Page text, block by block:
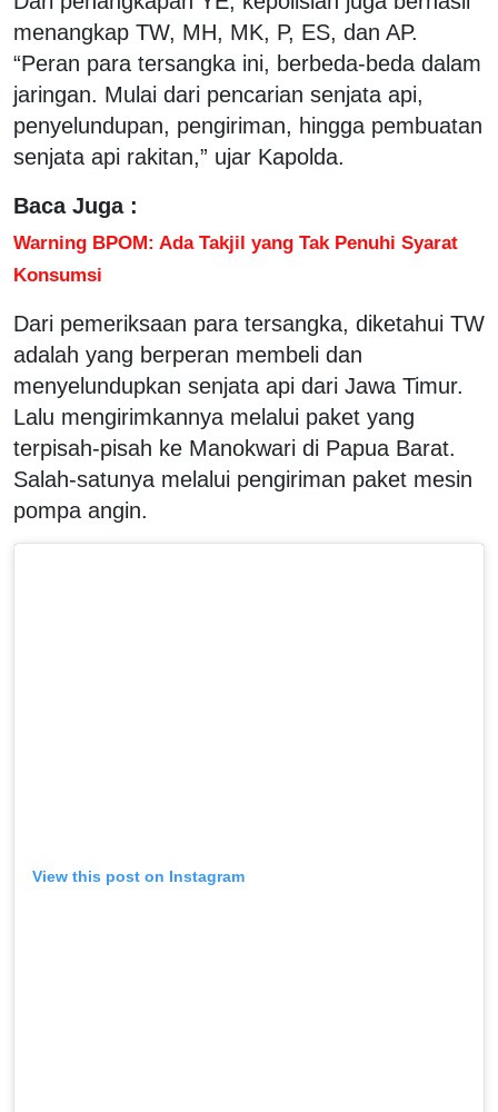
menangkap TW, MH, MK, P, ES, dan AP.
“Peran para tersangka ini, berbeda-beda dalam
jaringan. Mulai dari pencarian senjata api,
penyelundupan, pengiriman, hingga pembuatan
senjata api rakitan,” ujar Kapolda.
Baca Juga :
Warning BPOM: Ada Takjil yang Tak Penuhi Syarat
Konsumsi
Dari pemeriksaan para tersangka, diketahui TW
adalah yang berperan membeli dan
menyelundupkan senjata api dari Jawa Timur.
Lalu mengirimkannya melalui paket yang
terpisah-pisah ke Manokwari di Papua Barat.
Salah-satunya melalui pengiriman paket mesin
pompa angin.
View this post on Instagram